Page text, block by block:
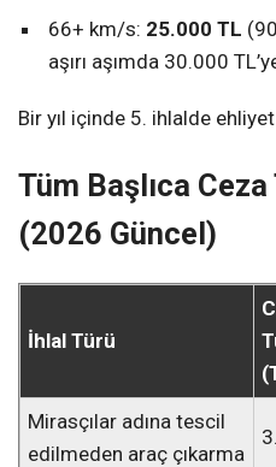
66+ km/s: 25.000 TL
aşırı aşımda 30.000
Bir yıl içinde 5. ihlalde
Tüm Başlıca
(2026 Güncel)
İhlal Türü
Mirasçılar adına tescil
edilmeden araç çıkarma